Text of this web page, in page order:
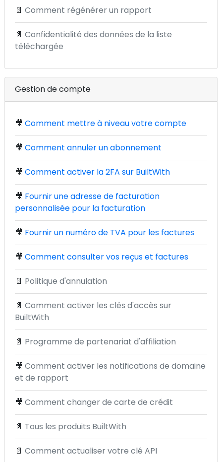
📄 Comment régénérer un rapport
📄 Confidentialité des données de la liste
téléchargée
Gestion de compte
🎥 Comment mettre à niveau votre compte
🎥 Comment annuler un abonnement
🎥 Comment activer la 2FA sur BuiltWith
🎥 Fournir une adresse de facturation
personnalisée pour la facturation
🎥 Fournir un numéro de TVA pour les factures
🎥 Comment consulter vos reçus et factures
📄 Politique d'annulation
📄 Comment activer les clés d'accès sur
BuiltWith
📄 Programme de partenariat d'affiliation
🎥 Comment activer les notifications de domaine
et de rapport
🎥 Comment changer de carte de crédit
📄 Tous les produits BuiltWith
📄 Comment actualiser votre clé API